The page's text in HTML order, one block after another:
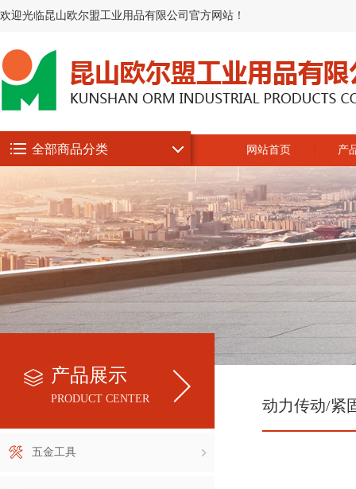
欢迎光临昆山欧尔盟工业用品有限公司官方网站！
全部商品分类 网站首页 产
产品展示
PRODUCT CENTER
五金工具
动力传动/紧